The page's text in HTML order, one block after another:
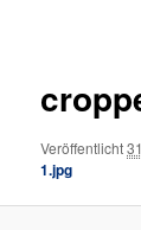
Veröffentlicht
1.jpg